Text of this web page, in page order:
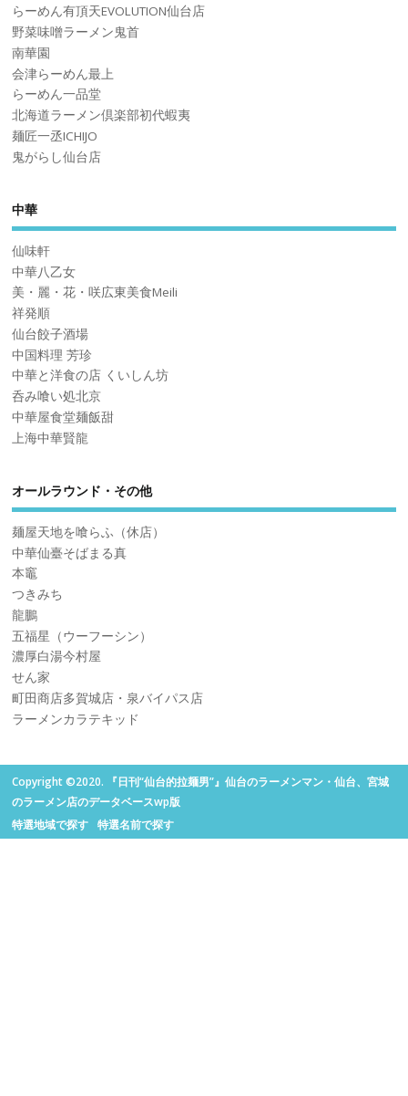
らーめん有頂天EVOLUTION仙台店
野菜味噌ラーメン鬼首
南華園
会津らーめん最上
らーめん一品堂
北海道ラーメン倶楽部初代蝦夷
麺匠一丞ICHIJO
鬼がらし仙台店
中華
仙味軒
中華八乙女
美・麗・花・咲広東美食Meili
祥発順
仙台餃子酒場
中国料理 芳珍
中華と洋食の店 くいしん坊
呑み喰い処北京
中華屋食堂麺飯甜
上海中華賢龍
オールラウンド・その他
麺屋天地を喰らふ（休店）
中華仙臺そばまる真
本竈
つきみち
龍鵬
五福星（ウーフーシン）
濃厚白湯今村屋
せん家
町田商店多賀城店・泉バイパス店
ラーメンカラテキッド
Copyright ©2020. 『日刊“仙台的拉麺男”』仙台のラーメンマン・仙台、宮城
のラーメン店のデータベースwp版
特選地域で探す
特選名前で探す